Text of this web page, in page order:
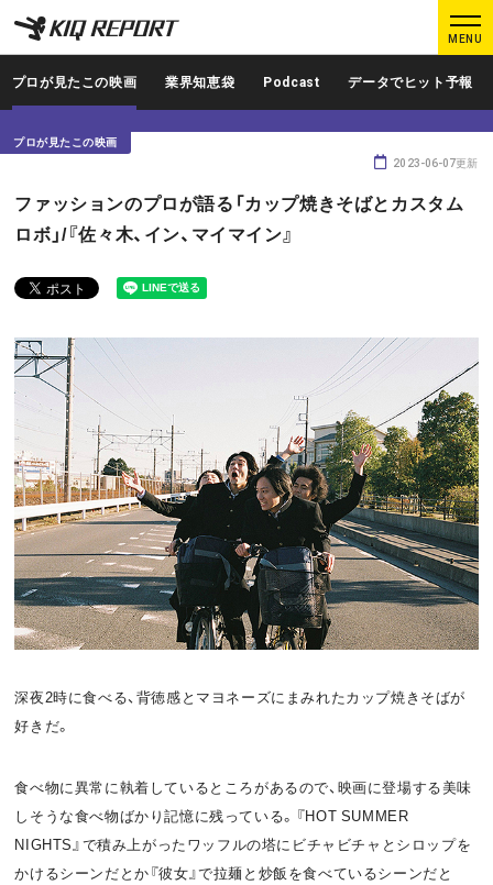
K
I
Q
R
P
R
T
MENU
K
I
Q
R
P
R
T
ログイン 新規登録
調査レポート
プロが見たこの映画
Podcast データでヒット予報
KIQ REPORTとは? 運営会社
お問い合わせ 利用規約
プライバシーポリシー 関連リンク
OFFICIAL
T
i
t
t
a
c
e
o
d
c
プロが見たこの映画 業界知恵袋 Podcast データでヒット予報
プロが見たこの映画
ファッションのプロが語る「カップ焼きそばとカスタム
ロボ」/『佐々木、イン、マイマイン』
2023-06-07更新
深夜2時に食べる、背徳感とマヨネーズにまみれたカップ焼きそばが
好きだ。
食べ物に異常に執着しているところがあるので、映画に登場する美味
しそうな食べ物ばかり記憶に残っている。『HOT SUMMER
NIGHTS』で積み上がったワッフルの塔にビチャビチャとシロップを
かけるシーンだとか『彼女』で拉麺と炒飯を食べているシーンだと